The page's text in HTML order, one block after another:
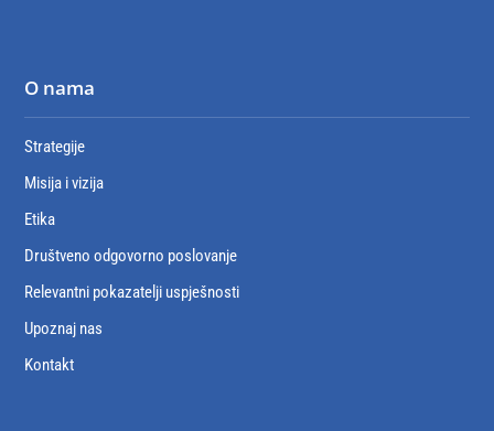
O nama
Strategije
Misija i vizija
Etika
Društveno odgovorno poslovanje
Relevantni pokazatelji uspješnosti
Upoznaj nas
Kontakt